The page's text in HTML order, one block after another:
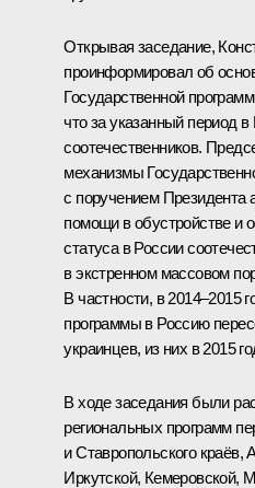
Открывая заседание,
проинформировал об
Государственной
что за указанный период
соотечественников.
механизмы
с поручением Президента
помощи в обустройстве и
статуса в России
в экстренном массовом
В частности, в 2014–2015
программы в Россию
украинцев, из них в 2015
В ходе заседания были
региональных программ
и Ставропольского краёв,
Иркутской, Кемеровской,